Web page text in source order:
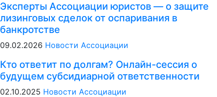
Эксперты Ассоциации юристов — о защите
лизинговых сделок от оспаривания в
банкротстве
09.02.2026 Новости Ассоциации
Кто ответит по долгам? Онлайн-сессия о
будущем субсидиарной ответственности
02.10.2025 Новости Ассоциации